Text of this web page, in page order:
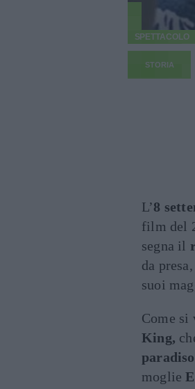
SPETTACOLO
STORIA
L’8
film del
segna il
da
suoi
Come si
King,
moglie